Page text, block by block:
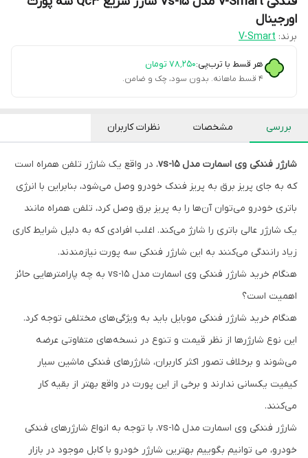
اورجینال
برند: V-Smart
هر قسط با ترب‌پی:۷۸٬۲۵۰ تومان
۴ قسط ماهانه. بدون سود، چک و ضامن.
بررسی مشخصات نظرات کاربران
شارژر فندکی وی اسمارت مدل vs-15
، در واقع یک شارژر تلفن همراه است
که به جای پریز برق به پریز فندک خودرو وصل می‌شود، بنابراین با انرژی
باتری خودرو می‌توان آن‌ها را به پریز برق وصل کرد، تلفن همراه مانند
یک شارژر عالی باتری را شارژ می‌کند. اغلب افرادی که به دلیل شرایط کاری
زیاد رانندگی می‌کنند به این شارژر فندکی سه پورت نیازمندند.
هنگام خرید شارژر فندکی وی اسمارت مدل vs-15 به چه پارامترهایی حائز
اهمیت است؟
هنگام خرید شارژر فندکی موبایل باید به ویژگی‌های مختلفی توجه کرد.
این نوع شارژرها از نظر قیمت و تنوع در نسخه‌های متفاوتی عرضه
می‌شوند و برخلاف تصور اکثر کاربران، شارژرهای فندکی ماشین سیار
کیفیت یکسانی ندارند و برخی از این پورت در واقع بهتر از بقیه کار
می‌کنند.
شارژر فندکی وی اسمارت مدل vs-15، با توجه به انواع شارژرهای فندکی
خودرو، می توانیم بگوییم بهترین شارژر خودرو با کابل موجود در بازار